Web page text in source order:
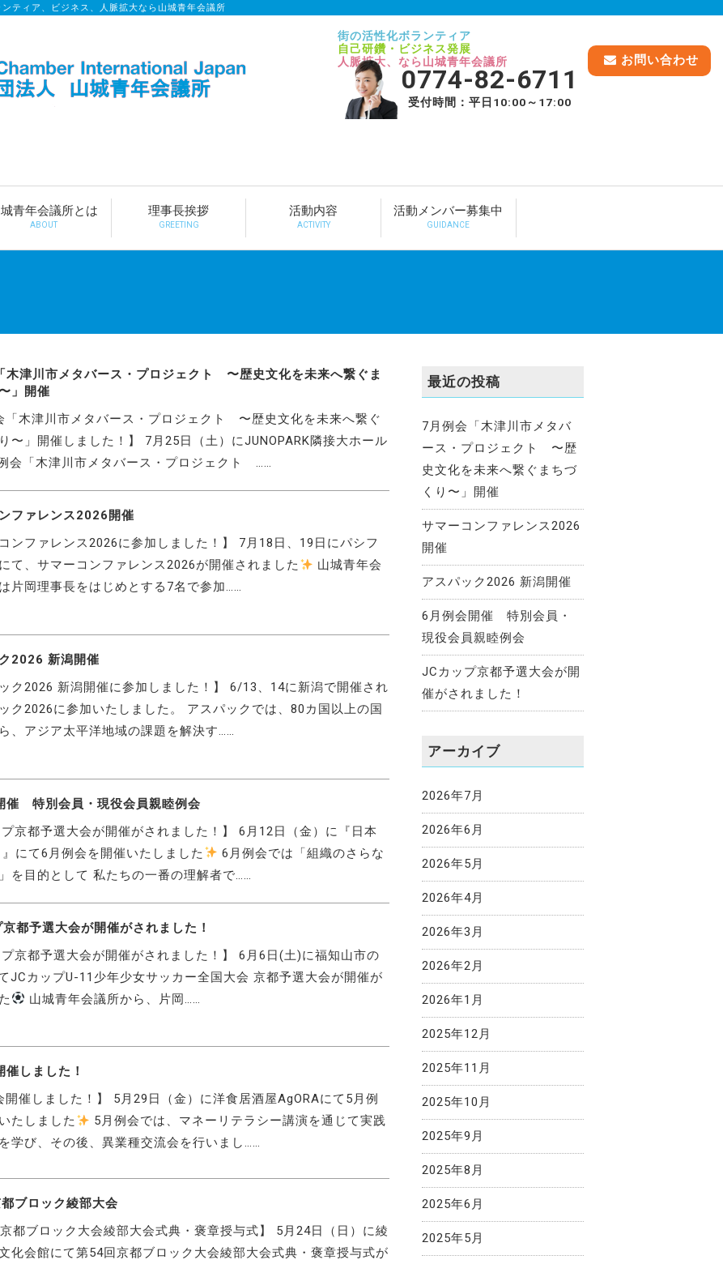
ティア、ビジネス、人脈拡大なら山城青年会議所
街の活性化ボランティア
自己研鑽・ビジネス発展
人脈拡大、なら山城青年会議所
お問い合わせ
0774-82-6711
受付時間：平日10:00～17:00
青年会議所とは
ABOUT
理事長挨拶
GREETING
活動内容
ACTIVITY
活動メンバー募集中
GUIDANCE
木津川市メタバース・プロジェクト 〜歴史文化を未来へ繋ぐま
」開催
「木津川市メタバース・プロジェクト 〜歴史文化を未来へ繋ぐ
〜」開催しました！】 7月25日（土）にJUNOPARK隣接大ホール
会「木津川市メタバース・プロジェクト ……
ファレンス2026開催
コンファレンス2026に参加しました！】 7月18日、19日にパシフ
て、サマーコンファレンス2026が開催されました
山城青年会
片岡理事長をはじめとする7名で参加……
2026 新潟開催
ック2026 新潟開催に参加しました！】 6/13、14に新潟で開催され
ク2026に参加いたしました。 アスパックでは、80カ国以上の国
、アジア太平洋地域の課題を解決す……
催 特別会員・現役会員親睦例会
プ京都予選大会が開催がされました！】 6月12日（金）に『日本
にて6月例会を開催いたしました
6月例会では「組織のさらな
を目的として 私たちの一番の理解者で……
都予選大会が開催がされました！
プ京都予選大会が開催がされました！】 6月6日(土)に福知山市の
JCカップU-11少年少女サッカー全国大会 京都予選大会が開催が
山城青年会議所から、片岡……
催しました！
開催しました！】 5月29日（金）に洋食居酒屋AgORAにて5月例
たしました
5月例会では、マネーリテラシー講演を通じて実践
学び、その後、異業種交流会を行いまし……
ブロック綾部大会
京都ブロック大会綾部大会式典・褒章授与式】 5月24日（日）に綾
化会館にて第54回京都ブロック大会綾部大会式典・褒章授与式が
最近の投稿
7月例会「木津川市メタバ
ース・プロジェクト 〜歴
史文化を未来へ繋ぐまちづ
くり〜」開催
サマーコンファレンス2026
開催
アスパック2026 新潟開催
6月例会開催 特別会員・
現役会員親睦例会
JCカップ京都予選大会が開
催がされました！
アーカイブ
2026年7月
2026年6月
2026年5月
2026年4月
2026年3月
2026年2月
2026年1月
2025年12月
2025年11月
2025年10月
2025年9月
2025年8月
2025年6月
2025年5月